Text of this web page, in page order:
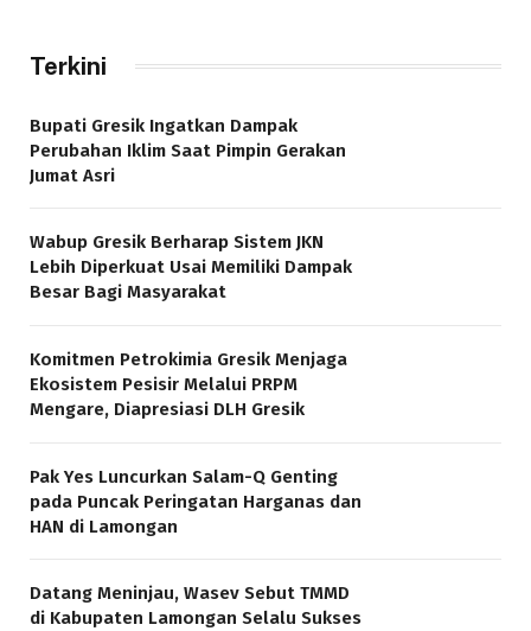
Terkini
Bupati Gresik Ingatkan Dampak
Perubahan Iklim Saat Pimpin Gerakan
Jumat Asri
Wabup Gresik Berharap Sistem JKN
Lebih Diperkuat Usai Memiliki Dampak
Besar Bagi Masyarakat
Komitmen Petrokimia Gresik Menjaga
Ekosistem Pesisir Melalui PRPM
Mengare, Diapresiasi DLH Gresik
Pak Yes Luncurkan Salam-Q Genting
pada Puncak Peringatan Harganas dan
HAN di Lamongan
Datang Meninjau, Wasev Sebut TMMD
di Kabupaten Lamongan Selalu Sukses